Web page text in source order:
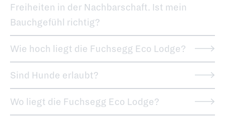
Freiheiten in der Nachbarschaft. Ist mein
Bauchgefühl richtig?
Wie hoch liegt die Fuchsegg Eco Lodge?
Sind Hunde erlaubt?
Wo liegt die Fuchsegg Eco Lodge?